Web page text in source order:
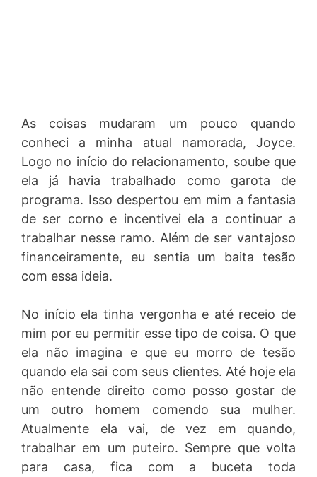
As coisas mudaram um pouco quando
conheci a minha atual namorada, Joyce.
Logo no início do relacionamento, soube que
ela já havia trabalhado como garota de
programa. Isso despertou em mim a fantasia
de ser corno e incentivei ela a continuar a
trabalhar nesse ramo. Além de ser vantajoso
financeiramente, eu sentia um baita tesão
com essa ideia.
No início ela tinha vergonha e até receio de
mim por eu permitir esse tipo de coisa. O que
ela não imagina e que eu morro de tesão
quando ela sai com seus clientes. Até hoje ela
não entende direito como posso gostar de
um outro homem comendo sua mulher.
Atualmente ela vai, de vez em quando,
trabalhar em um puteiro. Sempre que volta
para casa, fica com a buceta toda